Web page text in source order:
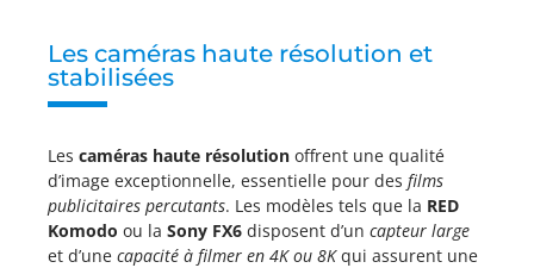
Les caméras haute résolution et
stabilisées
Les caméras haute résolution offrent une qualité
d’image exceptionnelle, essentielle pour des films
publicitaires percutants. Les modèles tels que la RED
Komodo ou la Sony FX6 disposent d’un capteur large
et d’une capacité à filmer en 4K ou 8Kqui assurent une